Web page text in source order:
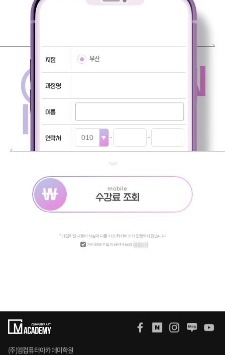
@TUITION
INQUIRY
지점 부산
과정명
이름
연락처
mobile
수강료 조회
* 기입하신 내용이 사실과 다를 시 조회 서비스가 진행되지 않습니다.
개인정보수집 이용안내동의 내용보기
(주)엠컴퓨터아카데미학원